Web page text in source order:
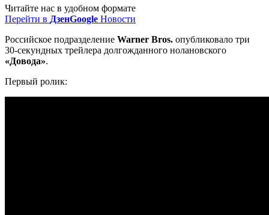
Читайте нас в удобном формате
Перейти в ДзенGoogle Новости
Российское подразделение Warner Bros. опубликовало три
30-секундных трейлера долгожданного нолановского
«Довода».
Первый ролик: